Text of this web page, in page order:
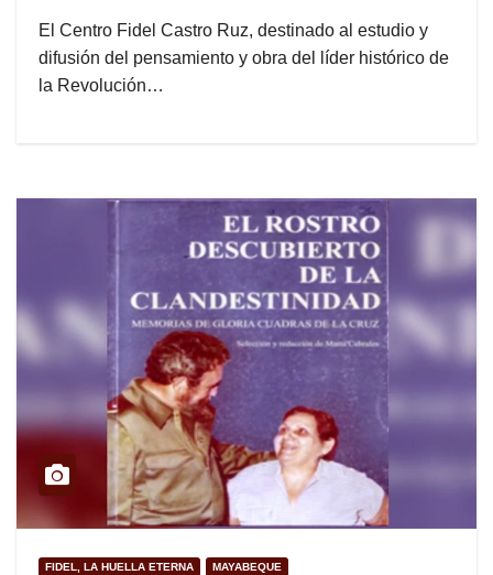
El Centro Fidel Castro Ruz, destinado al estudio y
difusión del pensamiento y obra del líder histórico de
la Revolución…
FIDEL, LA HUELLA ETERNA MAYABEQUE